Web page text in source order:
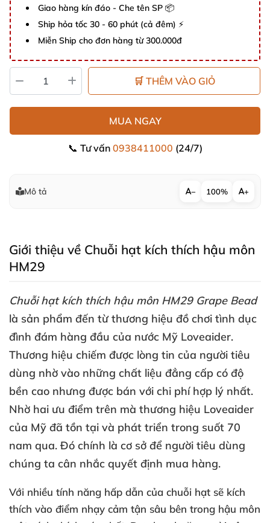
Giao hàng kín đáo - Che tên SP 📦
Ship hỏa tốc 30 - 60 phút (cả đêm) ⚡
Miễn Ship cho đơn hàng từ 300.000đ
🛒 THÊM VÀO GIỎ
MUA NGAY
📞 Tư vấn 0938411000 (24/7)
Mô tả − 100% +
Giới thiệu về Chuỗi hạt kích thích hậu môn
HM29
Chuỗi hạt kích thích hậu môn HM29 Grape Bead
là sản phẩm đến từ thương hiệu đồ chơi tình dục
đình đám hàng đầu của nước Mỹ Loveaider.
Thương hiệu chiếm được lòng tin của người tiêu
dùng nhờ vào những chất liệu đẳng cấp có độ
bền cao nhưng được bán với chi phí hợp lý nhất.
Nhờ hai ưu điểm trên mà thương hiệu Loveaider
của Mỹ đã tồn tại và phát triển trong suốt 70
nam qua. Đó chính là cơ sở để người tiêu dùng
chúng ta cân nhắc quyết định mua hàng.
Với nhiều tính năng hấp dẫn của chuỗi hạt sẽ kích
thích vào điểm nhạy cảm tận sâu bên trong hậu môn